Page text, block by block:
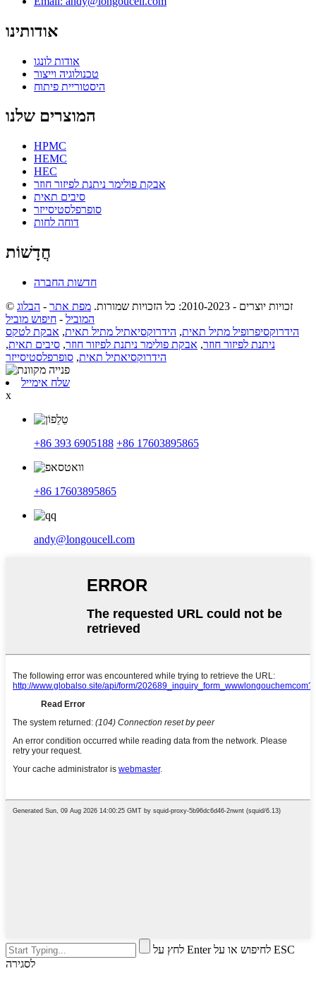
אודותינו
אודות לונגו
טכנולוגיה וייצור
היסטוריית פיתוח
המוצרים שלנו
HPMC
HEMC
HEC
אבקת פולימר ניתנת לפיזור חוזר
סיבים תאית
סופרפלסטיסייזר
דוחה לחות
חֲדָשׁוֹת
חדשות החברה
© זכויות יוצרים - 2010-2023: כל הזכויות שמורות.
מפת אתר - הבלוג
המוביל - חיפוש מוביל
הידרוקסיפרופיל מתיל תאית, הידרוקסיאתיל מתיל תאית, אבקת לטקס
ניתנת לפיזור חוזר, אבקת פולימר ניתנת לפיזור חוזר, סיבים תאית,
הידרוקסיאתיל תאית, סופרפלסטיסייזר
שלח אימייל
x
+86 393 6905188 +86 17603895865
+86 17603895865
andy@longoucell.com
לחץ על Enter לחיפוש או על ESC
לסגירה